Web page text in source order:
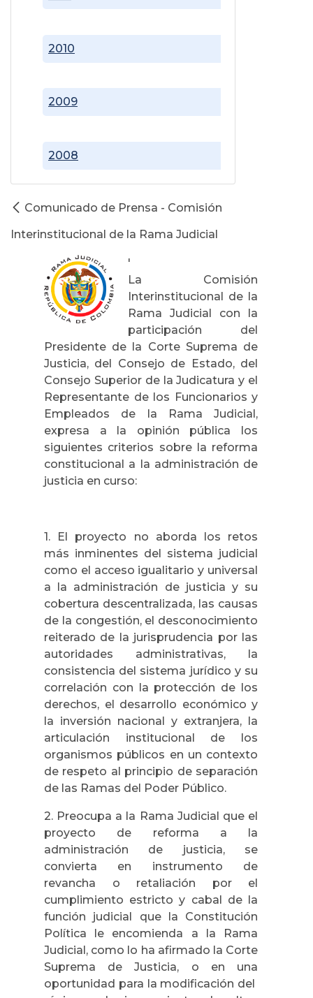
2008
2009
2010
Comunicado de Prensa - Comisión
Interinstitucional de la Rama Judicial
'
La Comisión
Interinstitucional de la
Rama Judicial con la
participación del
Presidente de la Corte Suprema de
Justicia, del Consejo de Estado, del
Consejo Superior de la Judicatura y el
Representante de los Funcionarios y
Empleados de la Rama Judicial,
expresa a la opinión pública los
siguientes criterios sobre la reforma
constitucional a la administración de
justicia en curso:
1. El proyecto no aborda los retos
más inminentes del sistema judicial
como el acceso igualitario y universal
a la administración de justicia y su
cobertura descentralizada, las causas
de la congestión, el desconocimiento
reiterado de la jurisprudencia por las
autoridades administrativas, la
consistencia del sistema jurídico y su
correlación con la protección de los
derechos, el desarrollo económico y
la inversión nacional y extranjera, la
articulación institucional de los
organismos públicos en un contexto
de respeto al principio de separación
de las Ramas del Poder Público.
2. Preocupa a la Rama Judicial que el
proyecto de reforma a la
administración de justicia, se
convierta en instrumento de
revancha o retaliación por el
cumplimiento estricto y cabal de la
función judicial que la Constitución
Política le encomienda a la Rama
Judicial, como lo ha afirmado la Corte
Suprema de Justicia, o en una
oportunidad para la modificación del